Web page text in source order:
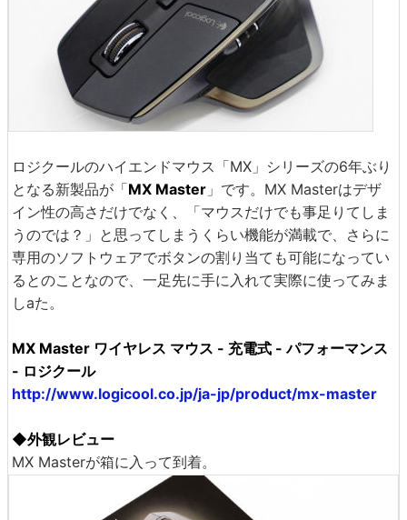
ロジクールのハイエンドマウス「MX」シリーズの6年ぶり
となる新製品が「MX Master 」です。MX Masterはデザ
イン性の高さだけでなく、「マウスだけでも事足りてしま
うのでは？」と思ってしまうくらい機能が満載で、さらに
専用のソフトウェアでボタンの割り当ても可能になってい
るとのことなので、一足先に手に入れて実際に使ってみま
しaた。
MX Master ワイヤレス マウス - 充電式 - パフォーマンス
- ロジクール
http://www.logicool.co.jp/ja-jp/product/mx-master
◆外観レビュー
MX Masterが箱に入って到着。